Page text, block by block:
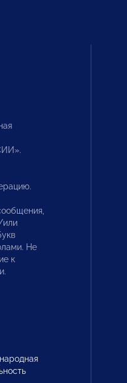
или
Не
к